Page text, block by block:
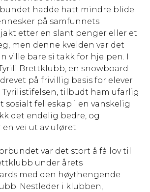
hadde hatt mindre blide
på samfunnets
etter en slant penger eller et
men denne kvelden var det
ville bare si takk for hjelpen. I
Brettklubb, en snowboard-
på frivillig basis for elever
Tyrilistifelsen, tilbudt ham ufarlig
sosialt felleskap i en vanskelig
det endelig bedre, og
vei ut av uføret.
var det stort å få lov til
under årets
med den høythengende
Nestleder i klubben,